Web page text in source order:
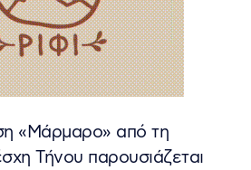
«Μάρμαρο» από τη
Τήνου παρουσιάζεται